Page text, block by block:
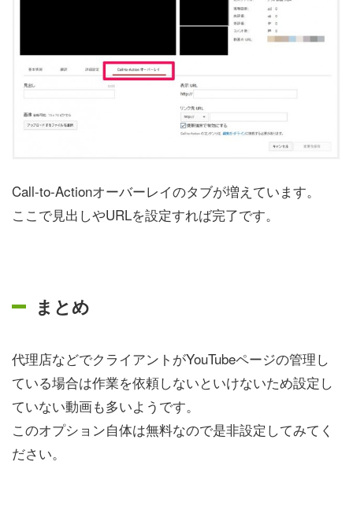
Call-to-Actionオーバーレイのタブが増えています。
ここで見出しやURLを設定すれば完了です。
まとめ
代理店などでクライアントがYouTubeページの管理し
ている場合は作業を依頼しないといけないため設定し
ていない動画も多いようです。
このオプション自体は無料なので是非設定してみてく
ださい。